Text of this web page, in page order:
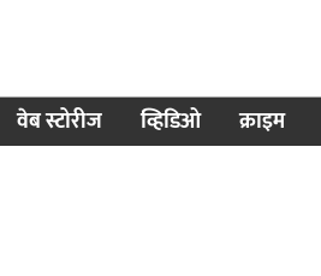
वेब स्टोरीज व्हिडिओ क्राइम